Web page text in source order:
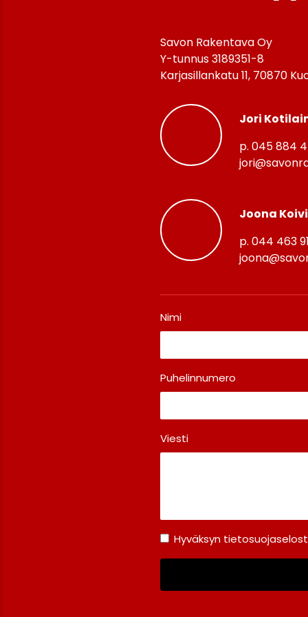
Savon Rakentava Oy
Y-tunnus 3189351-8
Karjasillankatu 11, 70870
Jori
p. 045 884
Joona
p. 044 463
Nimi
Puhelinnumero
Viesti
Hyväksyn